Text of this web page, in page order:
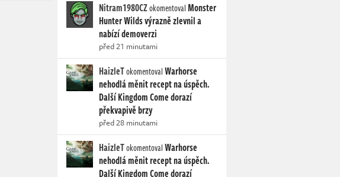
Nitram1980CZokomentovalMonster
Hunter Wilds výrazně zlevnil a
nabízí demoverzi
před 21 minutami
HaizleTokomentovalWarhorse
nehodlá měnit recept na úspěch.
Další Kingdom Come dorazí
překvapivě brzy
před 28 minutami
HaizleTokomentovalWarhorse
nehodlá měnit recept na úspěch.
Další Kingdom Come dorazí